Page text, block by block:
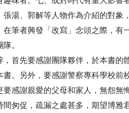
張湯、郭解等人物作為介紹的對象
者興發「改寫」念頭之際，有一
。
先要感謝團隊夥伴，於本書的體
書。另外，要感謝警察專科學校前
感謝親愛的父母和家人，無怨無
促，疏漏之處甚多，期望博雅君